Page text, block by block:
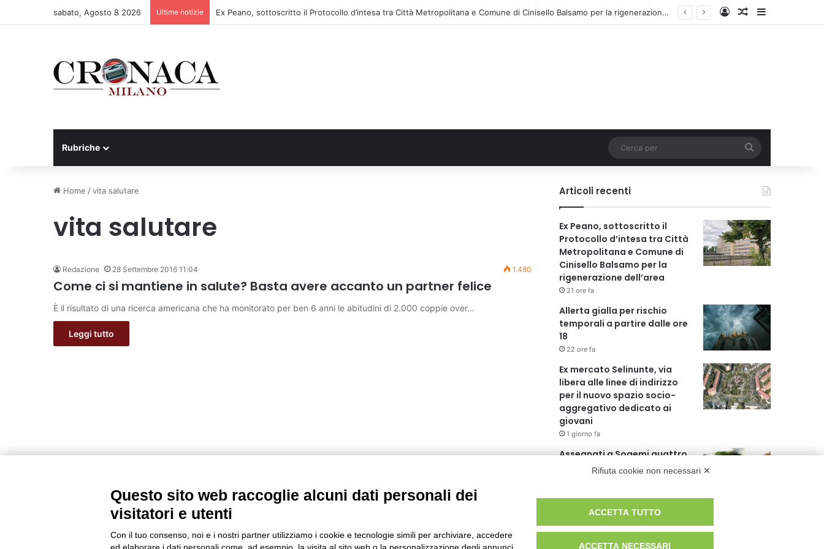
sabato, Agosto 8 2026 Ultime notizie Ex Peano, sottoscritto il Protocollo d’intesa tra Città Metropolitana e Comune di Cinisello Balsamo per la rigenerazione dell’area AccediUn articolo a
Rubriche
per
Home /vita salutare
vita salutare
Redazione 28 Settembre 2016 11:04 1.480
Come ci si mantiene in salute? Basta avere accanto un partner felice
È il risultato di una ricerca americana che ha monitorato per ben 6 anni le abitudini di 2.000 coppie over…
Leggi tutto
Articoli recenti
Ex Peano, sottoscritto il
Protocollo d’intesa tra Città
Metropolitana e Comune di
Cinisello Balsamo per la
rigenerazione dell’area
21 ore fa
Allerta gialla per rischio
temporali a partire dalle ore
18
22 ore fa
Ex mercato Selinunte, via
libera alle linee di indirizzo
per il nuovo spazio socio-
aggregativo dedicato ai
giovani
1 giorno fa
Assegnati a Sogemi quattro
mercati comunali coperti
A Santa Giulia tre nuove vie
Zampori e Marchelli
1 giorno fa
Rifiuta cookie non necessari ✕
Questo sito web raccoglie alcuni dati personali dei
visitatori e utenti
Con il tuo consenso, noi e i nostri partner utilizziamo i cookie e tecnologie simili per archiviare, accedere
ACCETTA TUTTO
ACCETTA NECESSARI